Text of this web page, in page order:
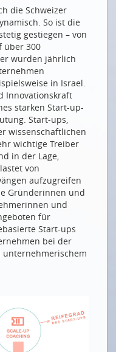
digitale
der digitalen
UPS
die Schweizer
So ist die
gestiegen – von
über 300
wurden jährlich
in Israel.
Innovationskraft
starken Start-up-
Start-ups,
wissenschaftlichen
wichtige Treiber
in der Lage,
von
aufzugreifen
Gründerinnen und
und
für
Start-ups
bei der
unternehmerischem